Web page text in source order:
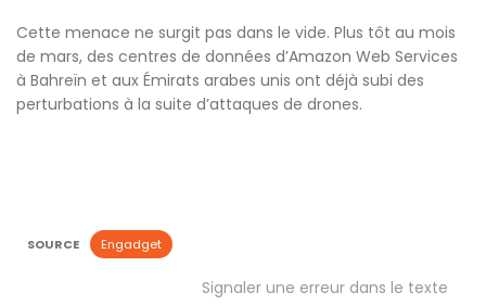
Cette menace ne surgit pas dans le vide. Plus tôt au mois
de mars, des centres de données d’Amazon Web Services
à Bahreïn et aux Émirats arabes unis ont déjà subi des
perturbations à la suite d’attaques de drones.
SOURCE Engadget
Signaler une erreur dans le texte